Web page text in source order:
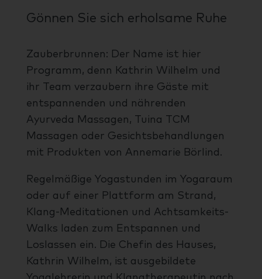
Gönnen Sie sich erholsame Ruhe
Zauberbrunnen: Der Name ist hier
Programm, denn Kathrin Wilhelm und
ihr Team verzaubern ihre Gäste mit
entspannenden und nährenden
Ayurveda Massagen, Tuina TCM
Massagen oder Gesichtsbehandlungen
mit Produkten von Annemarie Börlind.
Regelmäßige Yogastunden im Yogaraum
oder auf einer Plattform am Strand,
Klang-Meditationen und Achtsamkeits-
Walks laden zum Entspannen und
Loslassen ein. Die Chefin des Hauses,
Kathrin Wilhelm, ist ausgebildete